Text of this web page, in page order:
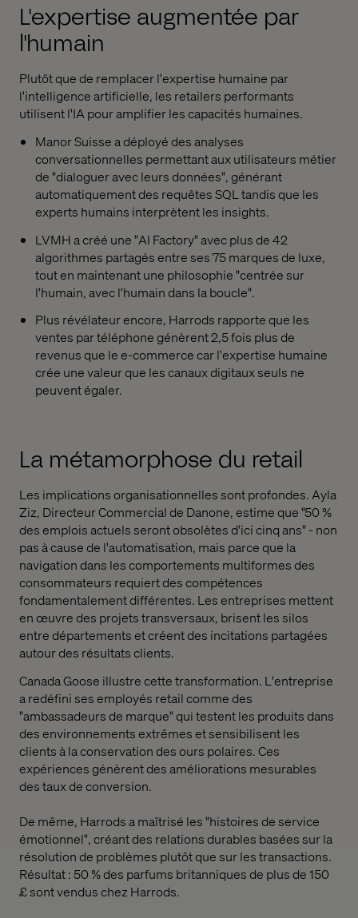
L'expertise augmentée par
l'humain
Plutôt que de remplacer l'expertise humaine par
l'intelligence artificielle, les retailers performants
utilisent l'IA pour amplifier les capacités humaines.
Manor Suisse a déployé des analyses
conversationnelles permettant aux utilisateurs métier
de "dialoguer avec leurs données", générant
automatiquement des requêtes SQL tandis que les
experts humains interprètent les insights.
LVMH a créé une "AI Factory" avec plus de 42
algorithmes partagés entre ses 75 marques de luxe,
tout en maintenant une philosophie "centrée sur
l'humain, avec l'humain dans la boucle".
Plus révélateur encore, Harrods rapporte que les
ventes par téléphone génèrent 2,5 fois plus de
revenus que le e-commerce car l'expertise humaine
crée une valeur que les canaux digitaux seuls ne
peuvent égaler.
La métamorphose du retail
Les implications organisationnelles sont profondes. Ayla
Ziz, Directeur Commercial de Danone, estime que "50 %
des emplois actuels seront obsolètes d'ici cinq ans" - non
pas à cause de l'automatisation, mais parce que la
navigation dans les comportements multiformes des
consommateurs requiert des compétences
fondamentalement différentes. Les entreprises mettent
en œuvre des projets transversaux, brisent les silos
entre départements et créent des incitations partagées
autour des résultats clients.
Canada Goose illustre cette transformation. L'entreprise
a redéfini ses employés retailcomme des
"ambassadeurs de marque" qui testent les produits dans
des environnements extrêmes et sensibilisent les
clients à la conservation des ours polaires. Ces
expériences génèrent des améliorations mesurables
des taux de conversion.
De même, Harrods a maîtrisé les "histoires de service
émotionnel", créant des relations durables basées sur la
résolution de problèmes plutôt que sur les transactions.
Résultat : 50 % des parfums britanniques de plus de 150
£ sont vendus chez Harrods.